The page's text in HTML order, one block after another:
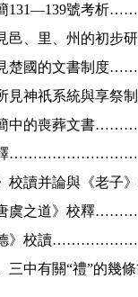
131—139號考析
見邑、里、州
見楚國的文
所見神祇系統
簡中的喪葬
別釋
》校讀并論與
唐虞之道》
六德》校讀
、三中有關“